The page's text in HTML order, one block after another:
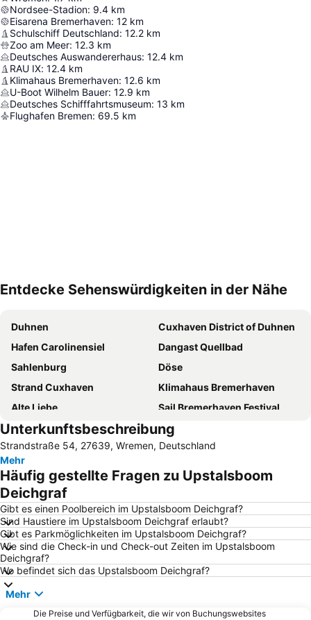
Nordsee-Stadion: 9.4 km
Eisarena Bremerhaven: 12 km
Schulschiff Deutschland: 12.2 km
Zoo am Meer: 12.3 km
Deutsches Auswandererhaus: 12.4 km
RAU IX: 12.4 km
Klimahaus Bremerhaven: 12.6 km
U-Boot Wilhelm Bauer: 12.9 km
Deutsches Schifffahrtsmuseum: 13 km
Flughafen Bremen: 69.5 km
Entdecke Sehenswürdigkeiten in der Nähe
Duhnen
Cuxhaven District of Duhnen
Hafen Carolinensiel
Dangast Quellbad
Sahlenburg
Döse
Strand Cuxhaven
Klimahaus Bremerhaven
Alte Liebe
Sail Bremerhaven Festival
Tier- und Freizeitpark Jaderpark
Störtebeker
Bremerhaven Zoo
Spielscheune Burhave
Fischereihafen
Altenwalde
Am Yachthafen
Strand Friedrichskoog-Spitze Schaufenster Fischereihafen
Deutsches Auswandererhaus Kurhaus Dangast
Bahnhof Wilhelmshaven
HafenBus
Kugelbake
Insel Neuwerk
Hafenblick
Holte-Spangen
Weser-Strandbad
Unterkunftsbeschreibung
Strandstraße 54, 27639, Wremen, Deutschland
Mehr
Häufig gestellte Fragen zu Upstalsboom
Deichgraf
Gibt es einen Poolbereich im Upstalsboom Deichgraf?
Sind Haustiere im Upstalsboom Deichgraf erlaubt?
Gibt es Parkmöglichkeiten im Upstalsboom Deichgraf?
Wie sind die Check-in und Check-out Zeiten im Upstalsboom
Deichgraf?
Wo befindet sich das Upstalsboom Deichgraf?
Mehr
Die Preise und Verfügbarkeit, die wir von Buchungswebsites